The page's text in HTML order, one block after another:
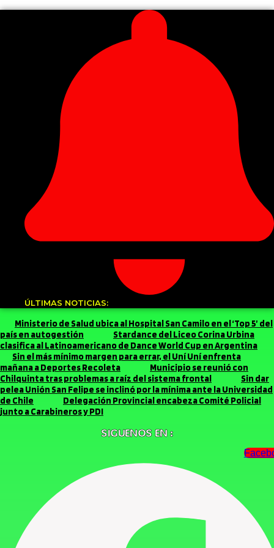
ÚLTIMAS NOTICIAS:
Ministerio de Salud ubica al Hospital San Camilo en el ‘Top 5’ del
país en autogestión
Stardance del Liceo Corina Urbina
clasifica al Latinoamericano de Dance World Cup en Argentina
Sin el más mínimo margen para errar, el Uní Uní enfrenta
mañana a Deportes Recoleta
Municipio se reunió con
Chilquinta tras problemas a raíz del sistema frontal
Sin dar
pelea Unión San Felipe se inclinó por la mínima ante la Universidad
de Chile
Delegación Provincial encabeza Comité Policial
junto a Carabineros y PDI
SIGUENOS EN :